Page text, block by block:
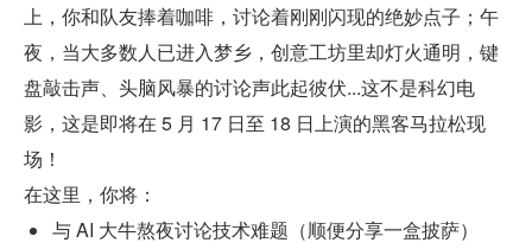
上，你和队友捧着咖啡，讨论着刚刚闪现的绝妙点子；午
夜，当大多数人已进入梦乡，创意工坊里却灯火通明，键
盘敲击声、头脑风暴的讨论声此起彼伏...这不是科幻电
影，这是即将在 5 月 17 日至 18 日上演的黑客马拉松现
场！
在这里，你将：
与 AI 大牛熬夜讨论技术难题（顺便分享一盒披萨）